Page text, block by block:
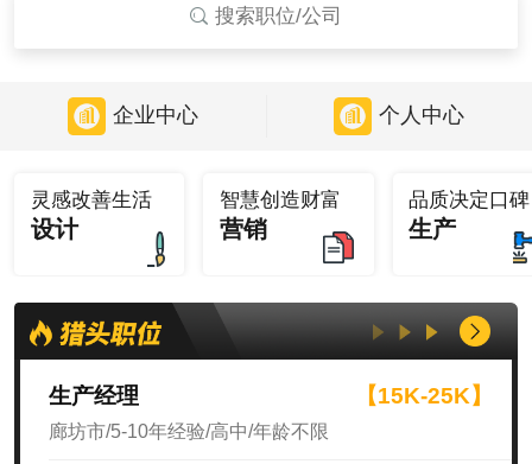
搜索职位/公司
企业中心 个人中心
灵感改善生活
设计
智慧创造财富
营销
品质决定口碑
生产
生产经理 【15K-25K】
廊坊市/5-10年经验/高中/年龄不限